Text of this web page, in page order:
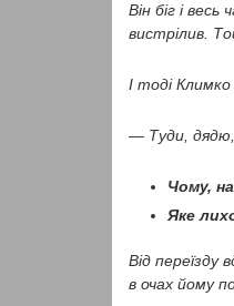
Він біг і
вистрілив.
І тоді Климко
— Туди, дядю,
Чому,
Яке
Від
в очах йому